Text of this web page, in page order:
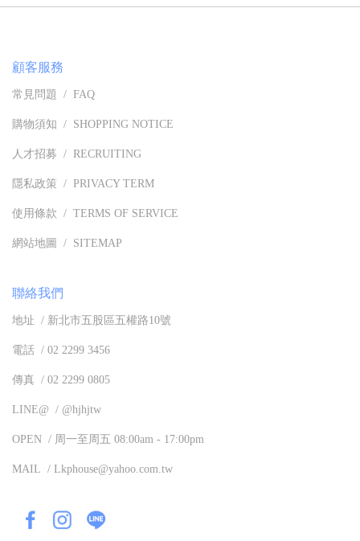
顧客服務
常見問題 / FAQ
購物須知 / SHOPPING NOTICE
人才招募 / RECRUITING
隱私政策 / PRIVACY TERM
使用條款 / TERMS OF SERVICE
網站地圖 / SITEMAP
聯絡我們
地址 / 新北市五股區五權路10號
電話 / 02 2299 3456
傳真 / 02 2299 0805
LINE@ / @hjhjtw
OPEN / 周一至周五 08:00am - 17:00pm
MAIL / Lkphouse@yahoo.com.tw